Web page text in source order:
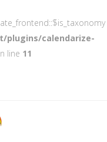
plugins/calendarize-
line 11